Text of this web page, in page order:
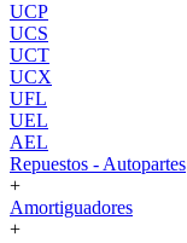
UCP
UCS
UCT
UCX
UFL
UEL
AEL
Repuestos - Autopartes
+
Amortiguadores
+